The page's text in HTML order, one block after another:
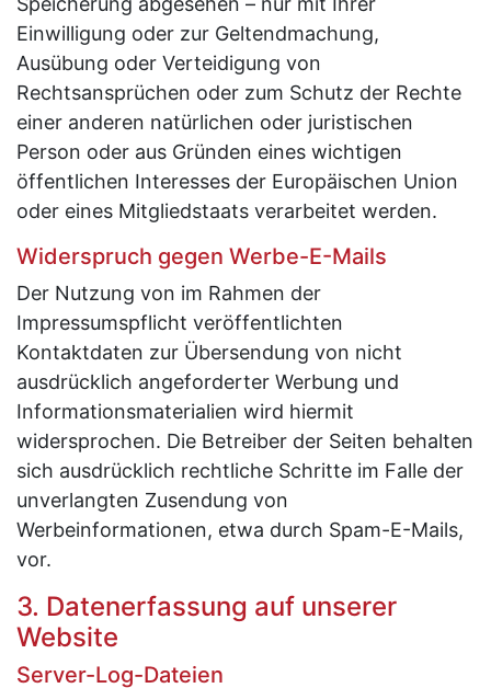
Einwilligung oder zur Geltendmachung,
Ausübung oder Verteidigung von
Rechtsansprüchen oder zum Schutz der Rechte
einer anderen natürlichen oder juristischen
Person oder aus Gründen eines wichtigen
öffentlichen Interesses der Europäischen Union
oder eines Mitgliedstaats verarbeitet werden.
Widerspruch gegen Werbe-E-Mails
Der Nutzung von im Rahmen der
Impressumspflicht veröffentlichten
Kontaktdaten zur Übersendung von nicht
ausdrücklich angeforderter Werbung und
Informationsmaterialien wird hiermit
widersprochen. Die Betreiber der Seiten behalten
sich ausdrücklich rechtliche Schritte im Falle der
unverlangten Zusendung von
Werbeinformationen, etwa durch Spam-E-Mails,
vor.
3. Datenerfassung auf unserer
Website
Server-Log-Dateien